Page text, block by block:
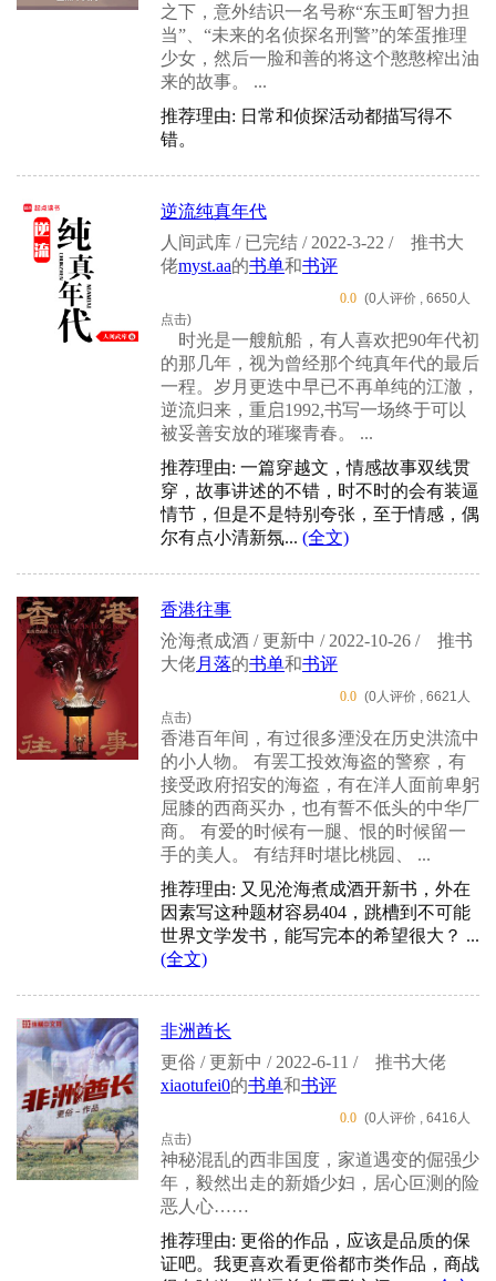
之下，意外结识一名号称“东玉町智力担
当”、“未来的名侦探名刑警”的笨蛋推理
少女，然后一脸和善的将这个憨憨榨出油
来的故事。 ...
推荐理由: 日常和侦探活动都描写得不
错。
逆流纯真年代
人间武库 / 已完结 / 2022-3-22 /
推书大
佬myst.aa的书单和书评
0.0 (0人评价 , 6650人
点击)
时光是一艘航船，有人喜欢把90年代初
的那几年，视为曾经那个纯真年代的最后
一程。岁月更迭中早已不再单纯的江澈，
逆流归来，重启1992,书写一场终于可以
被妥善安放的璀璨青春。 ...
推荐理由: 一篇穿越文，情感故事双线贯
穿，故事讲述的不错，时不时的会有装逼
情节，但是不是特别夸张，至于情感，偶
尔有点小清新氛... (全文)
香港往事
沧海煮成酒 / 更新中 / 2022-10-26 /
推书
大佬月落的书单和书评
0.0 (0人评价 , 6621人
点击)
香港百年间，有过很多湮没在历史洪流中
的小人物。 有罢工投效海盗的警察，有
接受政府招安的海盗，有在洋人面前卑躬
屈膝的西商买办，也有誓不低头的中华厂
商。 有爱的时候有一腿、恨的时候留一
手的美人。 有结拜时堪比桃园、 ...
推荐理由: 又见沧海煮成酒开新书，外在
因素写这种题材容易404，跳槽到不可能
世界文学发书，能写完本的希望很大？ ...
(全文)
非洲酋长
更俗 / 更新中 / 2022-6-11 /
推书大佬
xiaotufei0的书单和书评
0.0 (0人评价 , 6416人
点击)
神秘混乱的西非国度，家道遇变的倔强少
年，毅然出走的新婚少妇，居心叵测的险
恶人心……
推荐理由: 更俗的作品，应该是品质的保
证吧。我更喜欢看更俗都市类作品，商战